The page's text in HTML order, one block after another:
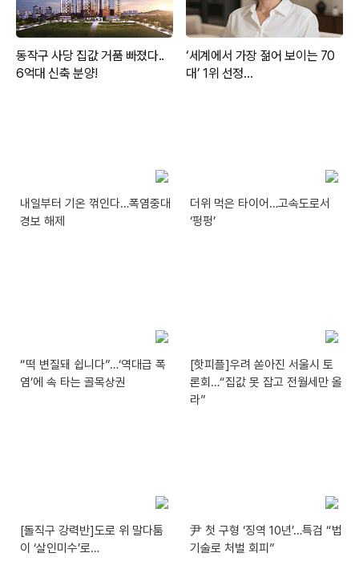
내일부터 기온 꺾인다…폭염중대
경보 해제
더위 먹은 타이어…고속도로서
‘펑펑’
“떡 변질돼 쉽니다”…‘역대급 폭
염’에 속 타는 골목상권
[핫피플]우려 쏟아진 서울시 토
론회…“집값 못 잡고 전월세만 올
라”
[돌직구 강력반]도로 위 말다툼
이 ‘살인미수’로…
尹 첫 구형 ‘징역 10년’…특검 “법
기술로 처벌 회피”